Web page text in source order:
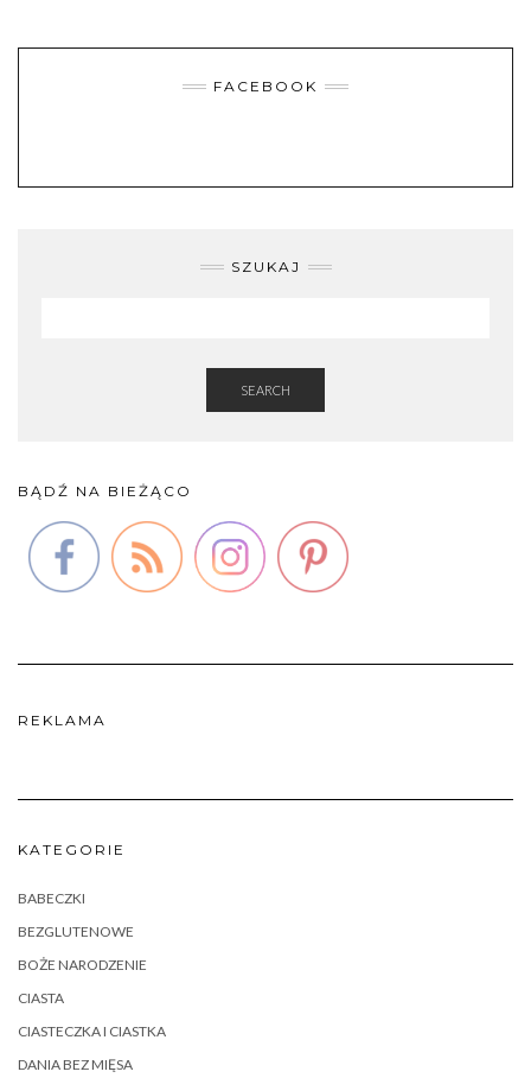
FACEBOOK
SZUKAJ
SEARCH
BĄDŹ NA BIEŻĄCO
REKLAMA
KATEGORIE
BABECZKI
BEZGLUTENOWE
BOŻE NARODZENIE
CIASTA
CIASTECZKA I CIASTKA
DANIA BEZ MIĘSA